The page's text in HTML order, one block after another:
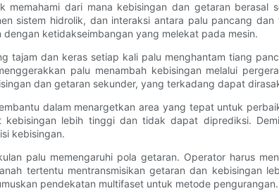
memahami dari mana kebisingan dan getaran
sistem hidrolik, dan interaksi antara palu pancang
ketidakseimbangan yang melekat pada mesin.
tajam dan keras setiap kali palu menghantam tiang
palu menambah kebisingan melalui
dan getaran sekunder, yang terkadang dapat
dalam menargetkan area yang tepat untuk
kebisingan lebih tinggi dan tidak dapat diprediksi.
kebisingan.
palu memengaruhi pola getaran. Operator harus
tertentu mentransmisikan getaran dan kebisingan
pendekatan multifaset untuk metode pengurangan.